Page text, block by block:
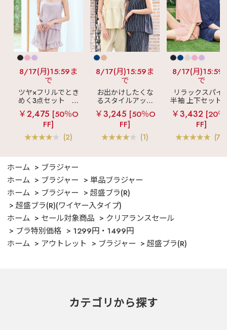
8/17(月)15:59ま
で
ツヤ×フリルでとき
めく3点セット
シ
ルキー ショートパ
ンツ 3点セット
￥2,475 [50％O
FF]
(2)
8/17(月)15:59ま
で
お出かけしたくな
るスタイルアップ
見え
ストライプ
フリル ロングパン
ツ 綿混 上下セット
￥3,245 [50％O
FF]
(1)
8/17(月)15:59
で
リラックスパイ
半袖 上下セット
女兼用サイズ)
￥3,432 [20
FF]
ホーム
ブラジャー
ホーム
ブラジャー
単品ブラジャー
ホーム
ブラジャー
超盛ブラ(R)
超盛ブラ(R)(ワイヤー入タイプ)
ホーム
セール対象商品
クリアランスセール
ブラ特別価格
1299円・1499円
ホーム
アウトレット ブラジャー 超盛ブラ(R)
カテゴリから探す